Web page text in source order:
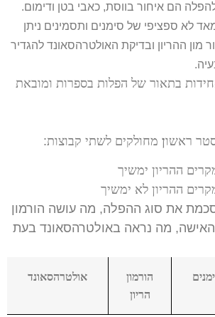
הם איחור בווסת, כאבי בטן ודימום.
לא ספציפי של סימנים ותסמינים ניתן
ההריון ובדיקת האולטרהסאונד להגדיר
בתאור של הפלות בספרות ומובאת
ראשון מחולקים לשתי קבוצות:
ההריון ימשיך
ההריון לא ימשיך
את סוג ההפלה, מה עושה הורמון
האישה, מה נראה באולטרהסאונד בעת
הורמון
הריון
אולטרהסאונד